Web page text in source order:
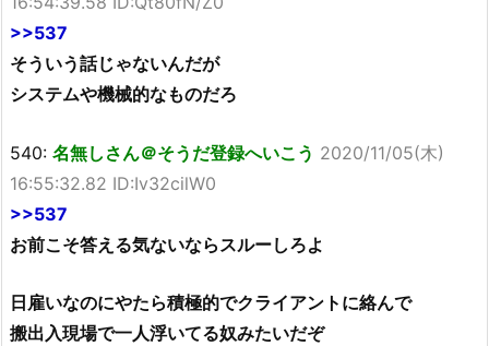
>>537
そういう話じゃないんだが
システムや機械的なものだろ
540: 名無しさん＠そうだ登録へいこう 2020/11/05(木)
16:55:32.82 ID:Iv32cilW0
>>537
お前こそ答える気ないならスルーしろよ
日雇いなのにやたら積極的でクライアントに絡んで
搬出入現場で一人浮いてる奴みたいだぞ